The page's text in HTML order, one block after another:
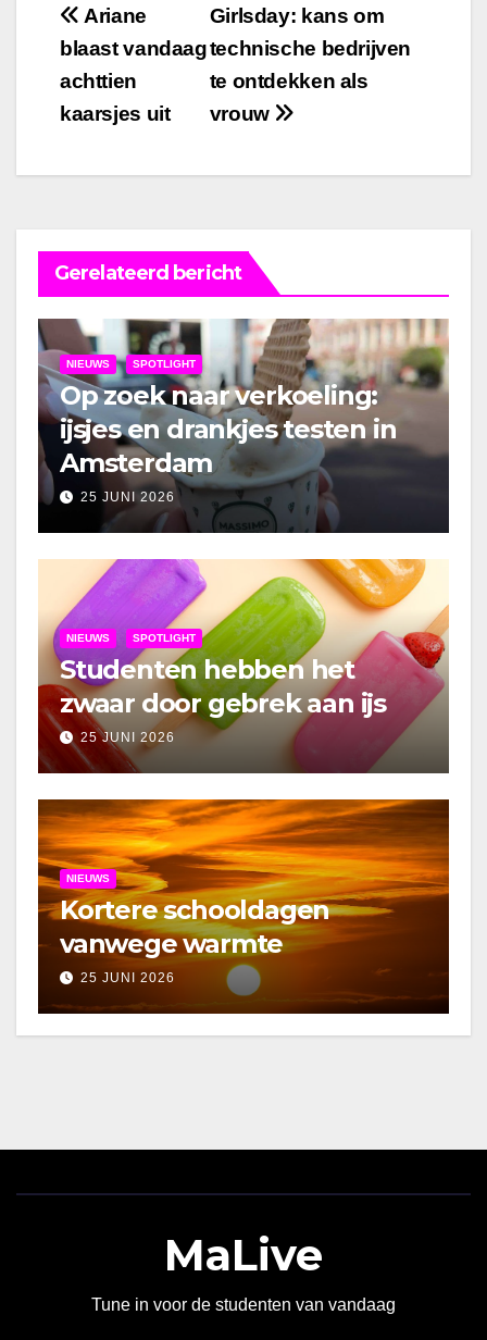
Bericht
navigatie
Girlsday: kans om
technische bedrijven
te ontdekken als
vrouw
Ariane
blaast vandaag
achttien
kaarsjes uit
Gerelateerd bericht
NIEUWS SPOTLIGHT
Op zoek naar verkoeling:
ijsjes en drankjes testen in
Amsterdam
25 JUNI 2026
NIEUWS SPOTLIGHT
Studenten hebben het
zwaar door gebrek aan ijs
25 JUNI 2026
NIEUWS
Kortere schooldagen
vanwege warmte
25 JUNI 2026
MaLive
Tune in voor de studenten van vandaag